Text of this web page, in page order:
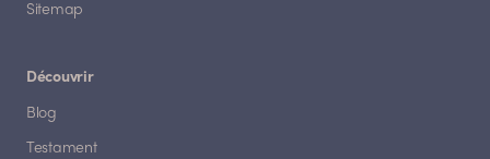
Sitemap
Découvrir
Blog
Testament